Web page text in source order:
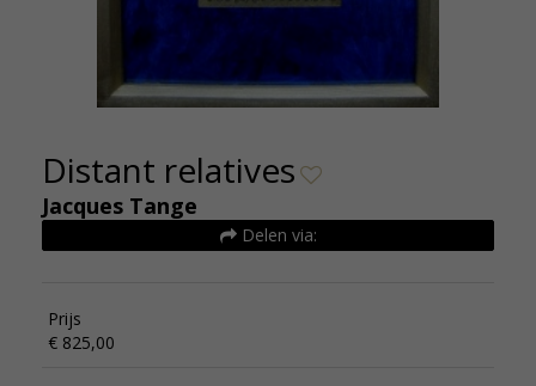
Distant relatives
Jacques Tange
Delen via:
Prijs
€ 825,00